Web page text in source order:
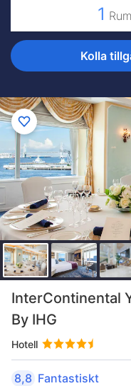
1 Rum
Kolla
InterContinental
By IHG
Hotell
8,8 Fantastiskt